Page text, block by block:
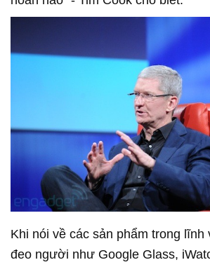
Khi nói về các sản phẩm trong lĩnh
đeo người như Google Glass,